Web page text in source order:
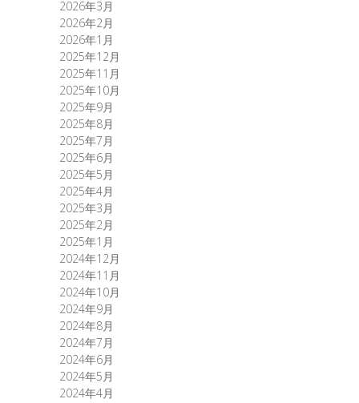
2026年3月
2026年2月
2026年1月
2025年12月
2025年11月
2025年10月
2025年9月
2025年8月
2025年7月
2025年6月
2025年5月
2025年4月
2025年3月
2025年2月
2025年1月
2024年12月
2024年11月
2024年10月
2024年9月
2024年8月
2024年7月
2024年6月
2024年5月
2024年4月